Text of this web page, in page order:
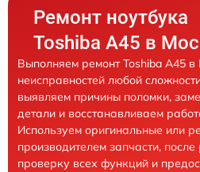
Ремонт ноутбука
Toshiba A45 в
Выполняем ремонт Toshiba A45
неисправностей любой
выявляем причины поломки,
детали и восстанавливаем
Используем оригинальные или
производителем запчасти,
проверку всех функций и